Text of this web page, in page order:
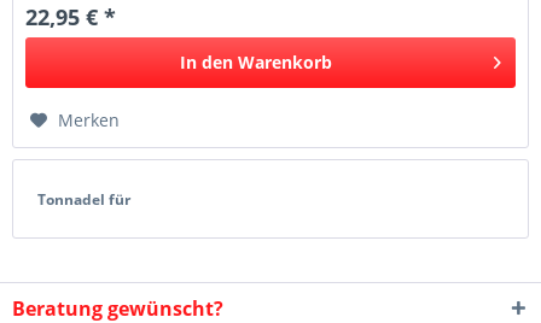
22,95 € *
In den Warenkorb
Merken
Tonnadel für
Beratung gewünscht?